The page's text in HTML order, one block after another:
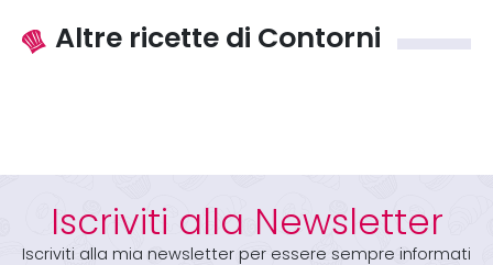
Altre ricette di Contorni
Iscriviti alla Newsletter
Iscriviti alla mia newsletter per essere sempre informati